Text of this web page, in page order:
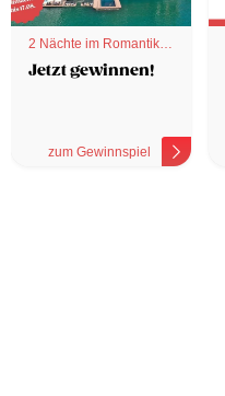
2 Nächte im Romantik
Hotel
Jetzt gewinnen!
zum Gewinnspiel